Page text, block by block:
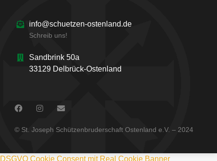
info@schuetzen-ostenland.de
Schreib uns!
Sandbrink 50a
33129 Delbrück-Ostenland
© St. Joseph Schützenbruderschaft Ostenland e.V. – 2024
DSGVO Cookie Consent mit Real Cookie Banner